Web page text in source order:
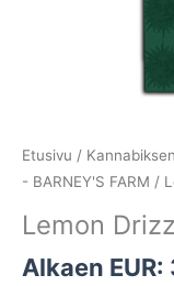
Etusivu /
- BARNEY'S FARM /
Lemon
Alkaen EUR: